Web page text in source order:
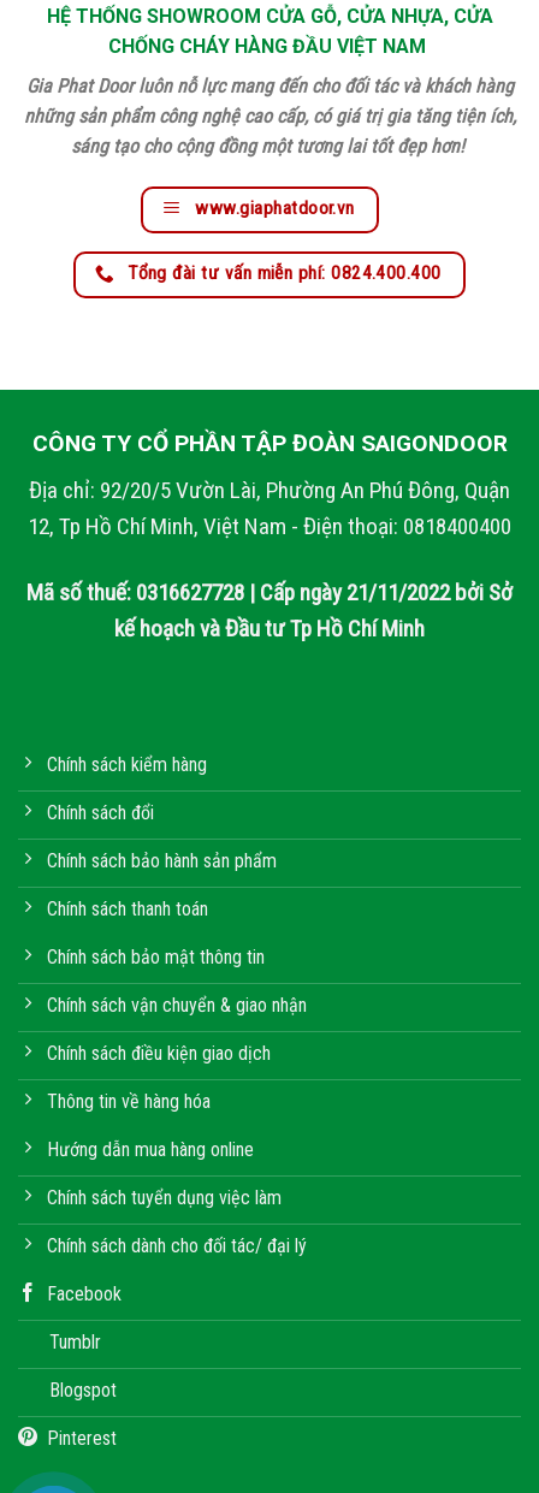
HỆ THỐNG SHOWROOM CỬA GỖ, CỬA NHỰA, CỬA
CHỐNG CHÁY HÀNG ĐẦU VIỆT NAM
Gia Phat Door luôn nỗ lực mang đến cho đối tác và khách hàng
những sản phẩm công nghệ cao cấp, có giá trị gia tăng tiện ích,
sáng tạo cho cộng đồng một tương lai tốt đẹp hơn!
www.giaphatdoor.vn
Tổng đài tư vấn miễn phí: 0824.400.400
CÔNG TY CỔ PHẦN TẬP ĐOÀN SAIGONDOOR
Địa chỉ: 92/20/5 Vườn Lài, Phường An Phú Đông, Quận
12, Tp Hồ Chí Minh, Việt Nam - Điện thoại: 0818400400
Mã số thuế: 0316627728 | Cấp ngày 21/11/2022 bởi Sở
kế hoạch và Đầu tư Tp Hồ Chí Minh
Chính sách kiểm hàng
Chính sách đổi
Chính sách bảo hành sản phẩm
Chính sách thanh toán
Chính sách bảo mật thông tin
Chính sách vận chuyển & giao nhận
Chính sách điều kiện giao dịch
Thông tin về hàng hóa
Hướng dẫn mua hàng online
Chính sách tuyển dụng việc làm
Chính sách dành cho đối tác/ đại lý
Facebook
Tumblr
Blogspot
Pinterest